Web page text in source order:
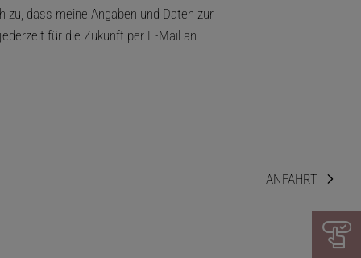
dass meine Angaben und Daten zur
für die Zukunft per E-Mail an
ANFAHRT